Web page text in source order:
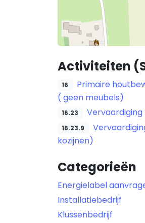
Activiteiten
16
Primaire
( geen meubels)
16.23
16.23.9
kozijnen)
Categorieën
Energielabel
Installatiebedrijf
Klussenbedrijf